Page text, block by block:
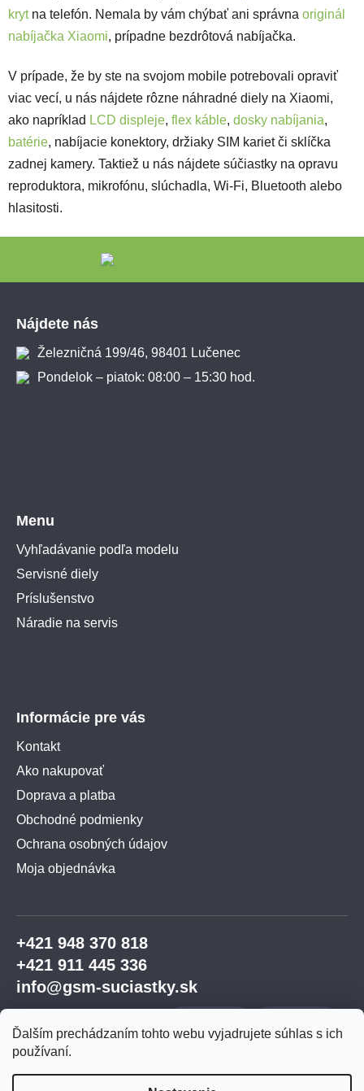
Ďalším prechádzaním tohto webu vyjadrujete súhlas s ich
používaní.
krytna telefón. Nemala by vám chýbať ani správna originál
nabíjačka Xiaomi, prípadne bezdrôtová nabíjačka.
V prípade, že by ste na svojom mobile potrebovali opraviť
viac vecí, u nás nájdete rôzne náhradné diely na Xiaomi,
ako napríklad LCD displeje, flex káble, dosky nabíjania,
batérie, nabíjacie konektory, držiaky SIM kariet či sklíčka
zadnej kamery. Taktiež u nás nájdete súčiastky na opravu
reproduktora, mikrofónu, slúchadla, Wi-Fi, Bluetooth alebo
hlasitosti.
Nájdete nás
Železničná 199/46, 98401 Lučenec
Pondelok – piatok: 08:00 – 15:30 hod.
Menu
Vyhľadávanie podľa modelu
Servisné diely
Príslušenstvo
Náradie na servis
Informácie pre vás
Kontakt
Ako nakupovať
Doprava a platba
Obchodné podmienky
Ochrana osobných údajov
Moja objednávka
+421 948 370 818
+421 911 445 336
info@gsm-suciastky.sk